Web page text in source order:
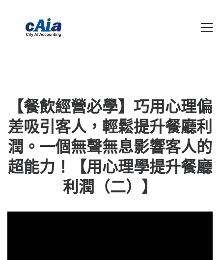
【餐飲經營必學】巧用心理偏
差吸引客人，輕鬆提升餐廳利
潤。一個無聲無息影響客人的
超能力！【用心理學提升餐廳
利潤（二）】